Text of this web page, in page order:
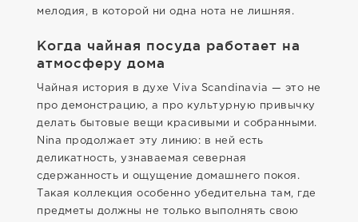
мелодия, в которой ни одна нота не лишняя.
Когда чайная посуда работает на
атмосферу дома
Чайная история в духе Viva Scandinavia — это не
про демонстрацию, а про культурную привычку
делать бытовые вещи красивыми и собранными.
Nina продолжает эту линию: в ней есть
деликатность, узнаваемая северная
сдержанность и ощущение домашнего покоя.
Такая коллекция особенно убедительна там, где
предметы должны не только выполнять свою